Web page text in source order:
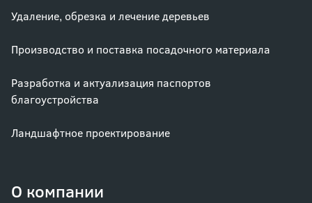
Удаление, обрезка и лечение деревьев
Производство и поставка посадочного материала
Разработка и актуализация паспортов
благоустройства
Ландшафтное проектирование
О компании